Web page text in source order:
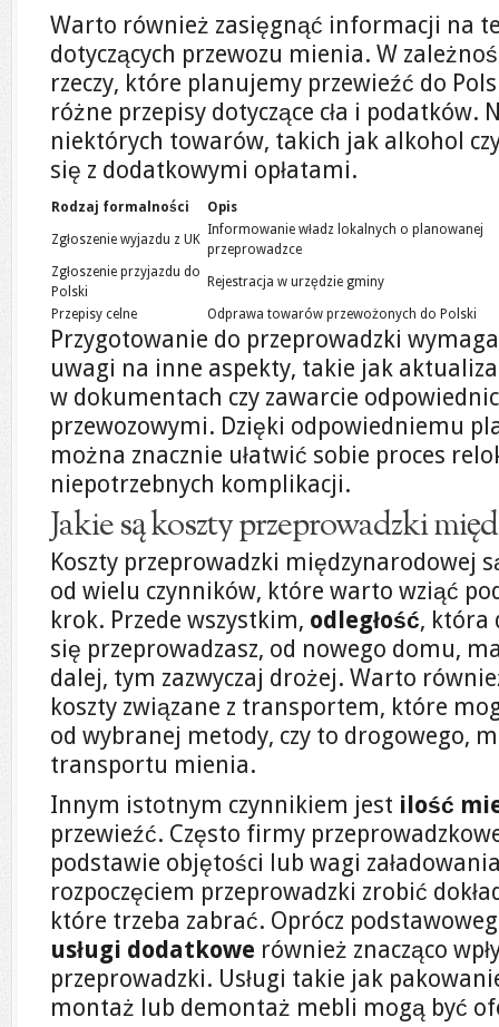
Warto również zasięgnąć informacji na
dotyczących przewozu mienia. W
rzeczy, które planujemy przewieźć do
różne przepisy dotyczące cła i podatków.
niektórych towarów, takich jak alkohol
się z dodatkowymi opłatami.
Rodzaj formalności Opis
Zgłoszenie wyjazdu z UK
Informowanie władz lokalnych o planowanej
przeprowadzce
Zgłoszenie przyjazdu do
Polski
Rejestracja w urzędzie gminy
Przepisy celne Odprawa towarów przewożonych do Polski
Przygotowanie do przeprowadzki
uwagi na inne aspekty, takie jak
w dokumentach czy zawarcie
przewozowymi. Dzięki odpowiedniemu
można znacznie ułatwić sobie proces
niepotrzebnych komplikacji.
Jakie są koszty przeprowadzki
Koszty przeprowadzki międzynarodowej
od wielu czynników, które warto wziąć
krok. Przede wszystkim, odległość, która
się przeprowadzasz, od nowego domu,
dalej, tym zazwyczaj drożej. Warto
koszty związane z transportem, które
od wybranej metody, czy to drogowego,
transportu mienia.
Innym istotnym czynnikiem jest ilość
przewieźć. Często firmy
podstawie objętości lub wagi
rozpoczęciem przeprowadzki zrobić
które trzeba zabrać. Oprócz
usługi dodatkowe również znacząco
przeprowadzki. Usługi takie jak
montaż lub demontaż mebli mogą być